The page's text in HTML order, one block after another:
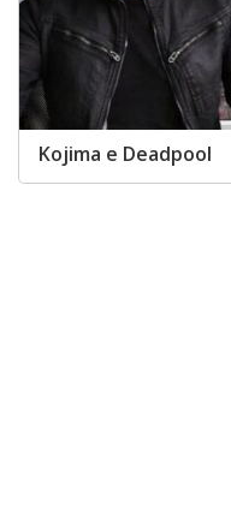
Kojima e Deadpool